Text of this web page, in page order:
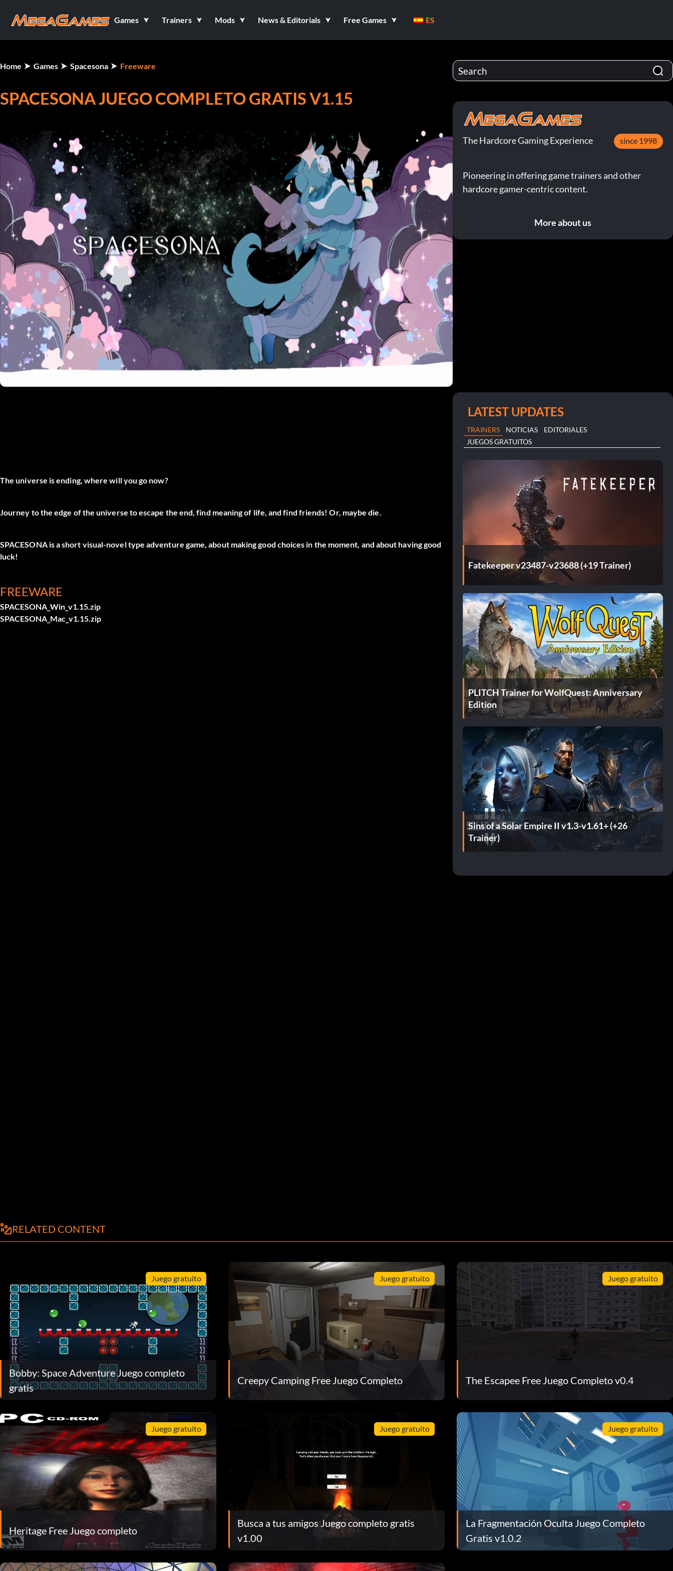
Games Trainers Mods News & Editorials Free Games ES
Home Games Spacesona Freeware
SPACESONA JUEGO COMPLETO GRATIS V1.15
The universe is ending, where will you go now?
Journey to the edge of the universe to escape the end, find meaning of life, and find friends! Or, maybe die.
SPACESONA is a short visual-novel type adventure game, about making good choices in the moment, and about having good
luck!
FREEWARE
SPACESONA_Win_v1.15.zip
SPACESONA_Mac_v1.15.zip
The Hardcore Gaming Experience since 1998
Pioneering in offering game trainers and other
hardcore gamer-centric content.
More about us
LATEST UPDATES
TRAINERS NOTICIAS
EDITORIALES
JUEGOS GRATUITOS
Fatekeeper v23487-v23688 (+19 Trainer)
PLITCH Trainer for WolfQuest: Anniversary
Edition
Sins of a Solar Empire II v1.3-v1.61+ (+26
Trainer)
RELATED CONTENT
Juego gratuito
Bobby: Space Adventure Juego completo
gratis
Juego gratuito
Creepy Camping Free Juego Completo
Juego gratuito
The Escapee Free Juego Completo v0.4
Juego gratuito
Heritage Free Juego completo
Juego gratuito
Busca a tus amigos Juego completo gratis
v1.00
Juego gratuito
La Fragmentación Oculta Juego Completo
Gratis v1.0.2